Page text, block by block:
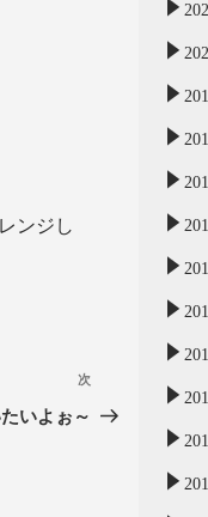
ンジし
次
いよぉ～